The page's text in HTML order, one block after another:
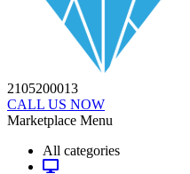
2105200013
CALL US NOW
Marketplace Menu
All categories